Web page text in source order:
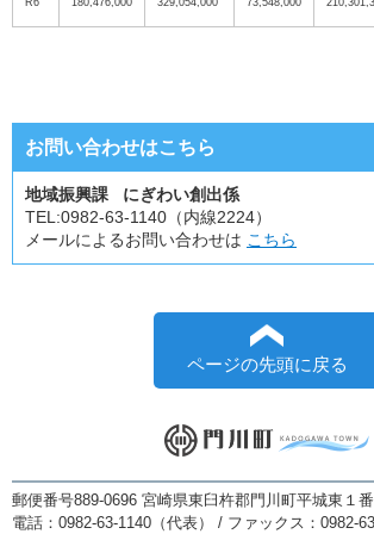
R6 180,476,000 329,054,000 73,548,000
お問い合わせはこちら
地域振興課 にぎわい創出係
TEL:0982-63-1140（内線2224）
メールによるお問い合わせは こちら
ページの先頭に戻る
郵便番号889-0696 宮崎県東臼杵郡門川町平城東１
電話：0982-63-1140（代表） / ファックス：0982-